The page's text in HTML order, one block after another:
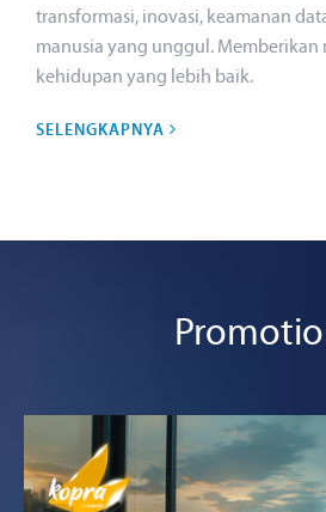
transformasi, inovasi, keamanan
manusia yang unggul. Memberikan
kehidupan yang lebih baik.
SELENGKAPNYA